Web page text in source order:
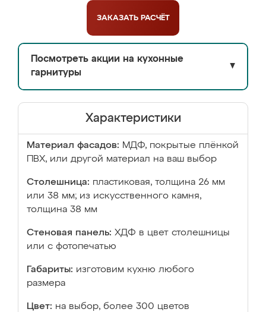
ЗАКАЗАТЬ РАСЧЁТ
Посмотреть акции на кухонные
гарнитуры
▼
Характеристики
Материал фасадов: МДФ, покрытые плёнкой
ПВХ, или другой материал на ваш выбор
Столешница: пластиковая, толщина 26 мм
или 38 мм; из искусственного камня,
толщина 38 мм
Стеновая панель: ХДФ в цвет столешницы
или с фотопечатью
Габариты: изготовим кухню любого
размера
Цвет: на выбор, более 300 цветов